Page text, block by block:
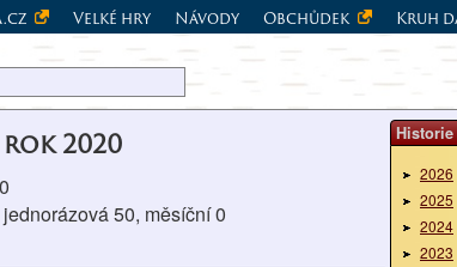
Velké hry Návody Obchůdek Kruh
Historie
2026
2025
2024
2023
2020
jednorázová 50, měsíční 0